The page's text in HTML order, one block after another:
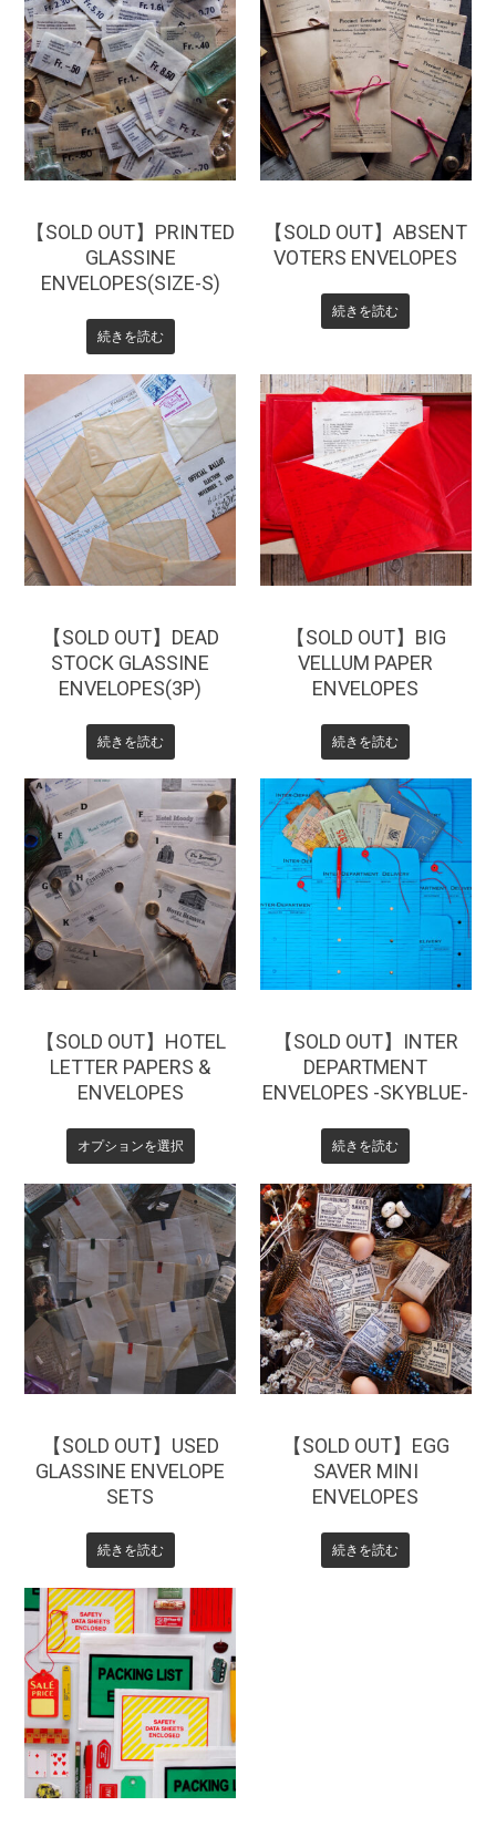
¥330
【SOLD OUT】PRINTED
GLASSINE
ENVELOPES(SIZE-S)
続きを読む
¥3,080
【SOLD OUT】ABSENT
VOTERS ENVELOPES
続きを読む
¥330
【SOLD OUT】DEAD
STOCK GLASSINE
ENVELOPES(3P)
続きを読む
¥385
【SOLD OUT】BIG
VELLUM PAPER
ENVELOPES
続きを読む
¥220
【SOLD OUT】HOTEL
LETTER PAPERS &
ENVELOPES
オプションを選択
¥385
【SOLD OUT】INTER
DEPARTMENT
ENVELOPES -SKYBLUE-
続きを読む
¥550
【SOLD OUT】USED
GLASSINE ENVELOPE
SETS
続きを読む
¥880
【SOLD OUT】EGG
SAVER MINI
ENVELOPES
続きを読む
¥330